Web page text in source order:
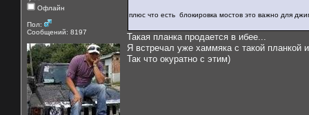
Офлайн
Пол:
Сообщений: 8197
плюс что есть блокировка мостов это важно для
Такая планка продается в ибее...
Я встречал уже хаммяка с такой планкой
Так что окуратно с этим)